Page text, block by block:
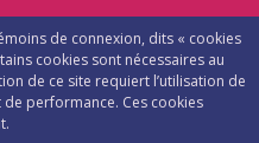
de connexion, dits « cookies
cookies sont nécessaires au
de ce site requiert l’utilisation de
performance. Ces cookies